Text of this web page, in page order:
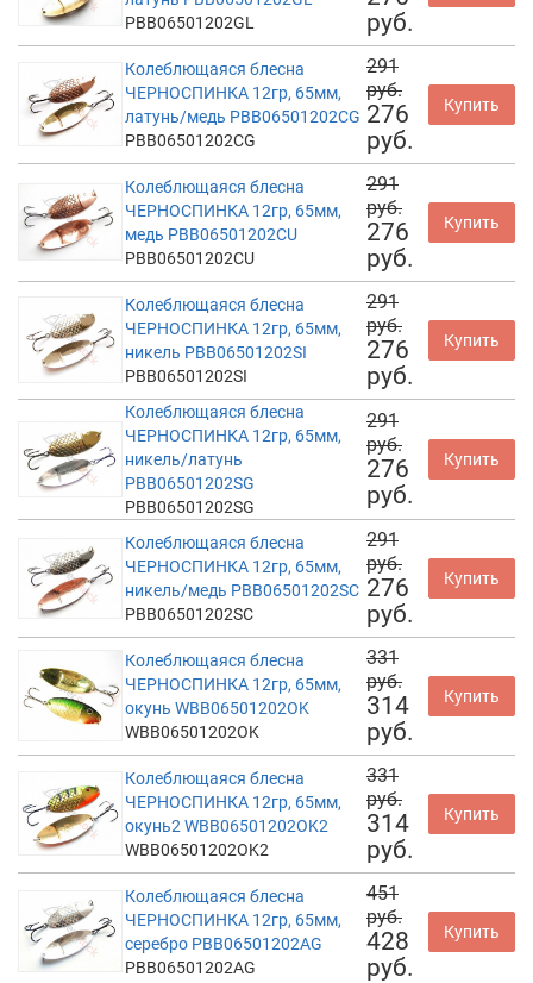
PBB06501202GL
руб.
Колеблющаяся блесна
ЧЕРНОСПИНКА 12гр, 65мм,
латунь/медь PBB06501202CG
PBB06501202CG
291
руб.
276
руб.
Купить
Колеблющаяся блесна
ЧЕРНОСПИНКА 12гр, 65мм,
медь PBB06501202CU
PBB06501202CU
291
руб.
276
руб.
Купить
Колеблющаяся блесна
ЧЕРНОСПИНКА 12гр, 65мм,
никель PBB06501202SI
PBB06501202SI
291
руб.
276
руб.
Купить
Колеблющаяся блесна
ЧЕРНОСПИНКА 12гр, 65мм,
никель/латунь
PBB06501202SG
PBB06501202SG
291
руб.
276
руб.
Купить
Колеблющаяся блесна
ЧЕРНОСПИНКА 12гр, 65мм,
никель/медь PBB06501202SC
PBB06501202SC
291
руб.
276
руб.
Купить
Колеблющаяся блесна
ЧЕРНОСПИНКА 12гр, 65мм,
окунь WBB06501202OK
WBB06501202OK
331
руб.
314
руб.
Купить
Колеблющаяся блесна
ЧЕРНОСПИНКА 12гр, 65мм,
окунь2 WBB06501202OK2
WBB06501202OK2
331
руб.
314
руб.
Купить
Колеблющаяся блесна
ЧЕРНОСПИНКА 12гр, 65мм,
серебро PBB06501202AG
PBB06501202AG
451
руб.
428
руб.
Купить